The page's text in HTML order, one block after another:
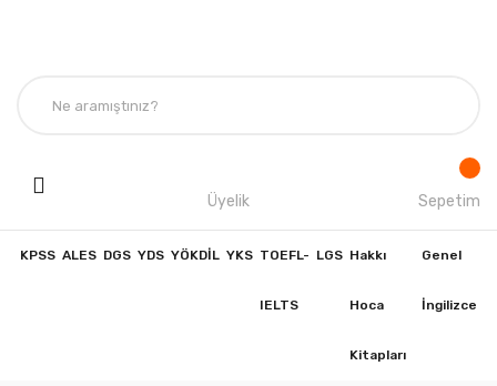
Üyelik Sepetim
KPSS ALES DGS YDS YÖKDİL YKS TOEFL-
IELTS
LGS Hakkı
Hoca
Kitapları
Genel
İngilizce